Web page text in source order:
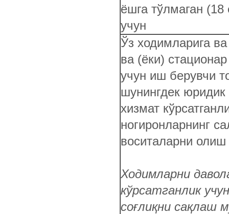
ёшга тўлмаган (18
учун
Ўз ходимларига
ва (ёки)
учун иш берувчи
шунингдек
хизмат
ногиронларнинг
воситаларни олиш
Ходимларни
кўрсатганлик
соғлиқни сақлаш